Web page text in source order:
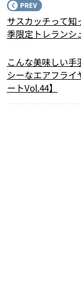
サスカッチって知
季限定トレランシ
こんな美味しい手
シーなエアフライ
ートVol.44】